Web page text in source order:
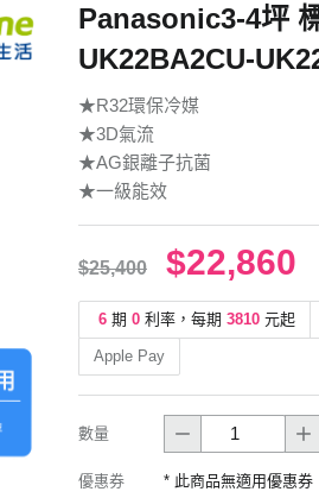
Panasonic3-4坪
UK22BA2CU-
★R32環保冷媒
★3D氣流
★AG銀離子抗菌
★一級能效
$25,400 $22,860
6 期 0 利率，每期 3810 元起
Apple Pay
數量
優惠券 * 此商品無適用優惠券